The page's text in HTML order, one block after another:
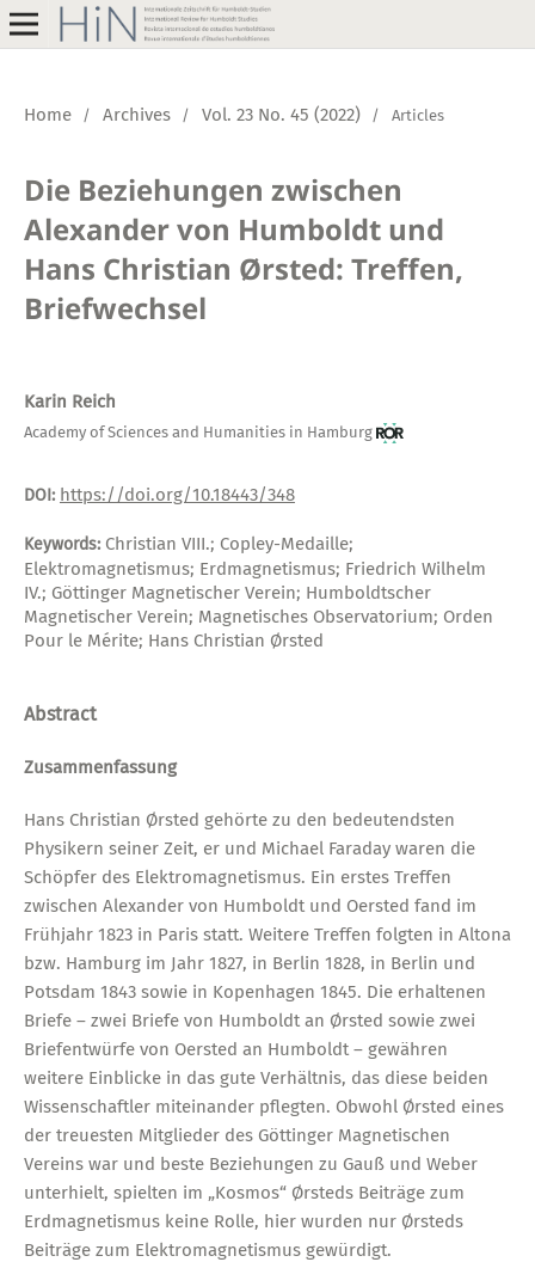
Home / Archives / Vol. 23 No. 45 (2022) / Articles
Die Beziehungen zwischen
Alexander von Humboldt und
Hans Christian Ørsted: Treffen,
Briefwechsel
Karin Reich
Academy of Sciences and Humanities in Hamburg
DOI: https://doi.org/10.18443/348
Keywords: Christian VIII.; Copley-Medaille;
Elektromagnetismus; Erdmagnetismus; Friedrich Wilhelm
IV.; Göttinger Magnetischer Verein; Humboldtscher
Magnetischer Verein; Magnetisches Observatorium; Orden
Pour le Mérite; Hans Christian Ørsted
Abstract
Zusammenfassung
Hans Christian Ørsted gehörte zu den bedeutendsten
Physikern seiner Zeit, er und Michael Faraday waren die
Schöpfer des Elektromagnetismus. Ein erstes Treffen
zwischen Alexander von Humboldt und Oersted fand im
Frühjahr 1823 in Paris statt. Weitere Treffen folgten in Altona
bzw. Hamburg im Jahr 1827, in Berlin 1828, in Berlin und
Potsdam 1843 sowie in Kopenhagen 1845. Die erhaltenen
Briefe – zwei Briefe von Humboldt an Ørsted sowie zwei
Briefentwürfe von Oersted an Humboldt – gewähren
weitere Einblicke in das gute Verhältnis, das diese beiden
Wissenschaftler miteinander pflegten. Obwohl Ørsted eines
der treuesten Mitglieder des Göttinger Magnetischen
Vereins war und beste Beziehungen zu Gauß und Weber
unterhielt, spielten im „Kosmos“ Ørsteds Beiträge zum
Erdmagnetismus keine Rolle, hier wurden nur Ørsteds
Beiträge zum Elektromagnetismus gewürdigt.